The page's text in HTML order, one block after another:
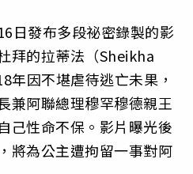
日發布多段祕密錄製的影
拜的拉蒂法（Sheikha
因不堪虐待逃亡未果，
兼阿聯總理穆罕穆德親王
己性命不保。影片曝光後
將為公主遭拘留一事對阿